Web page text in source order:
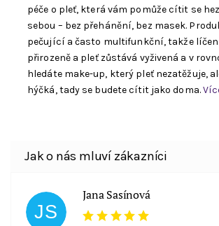
péče o pleť, která vám pomůže cítit se
sebou – bez přehánění, bez masek.
pečující a často multifunkční, takže
přirozeně a pleť zůstává vyživená a v
hledáte make-up, který pleť nezatěžuje,
hýčká, tady se budete cítit jako doma.
JS
Jana Sasínová